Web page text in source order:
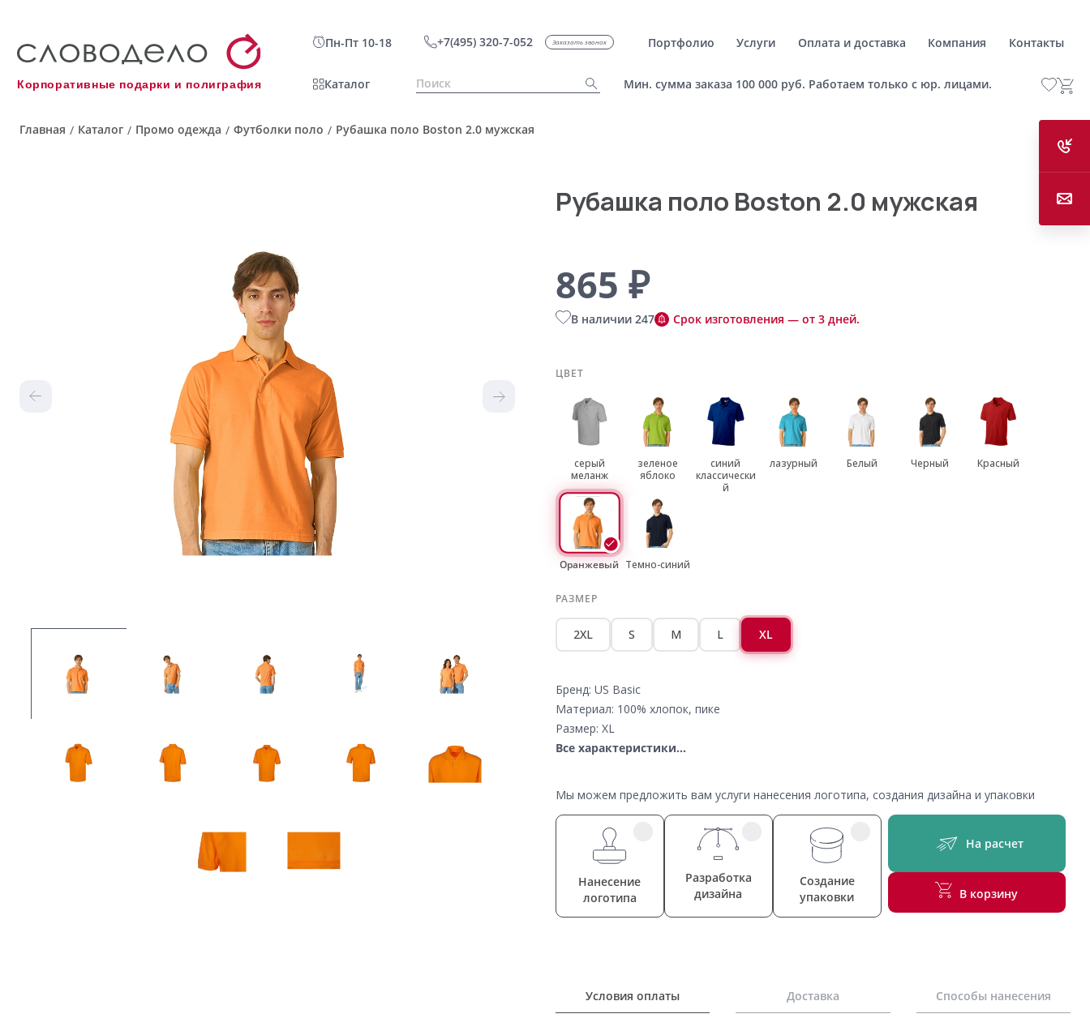
Корпоративные подарки и полиграфия
Пн-Пт 10-18 +7(495) 320-7-052 Заказать звонок Портфолио Услуги Оплата и доставка Компания Контакты
Каталог Мин. сумма заказа 100 000 руб. Работаем только с юр. лицами.
Главная / Каталог / Промо одежда / Футболки поло / Рубашка поло Boston 2.0 мужская
Рубашка поло Boston 2.0 мужская
865 ₽
В наличии 247 Срок изготовления — от 3 дней.
ЦВЕТ
серый
меланж
зеленое
яблоко
синий
классически
й
лазурный Белый Черный Красный
Оранжевый Темно-синий
РАЗМЕР
2XL S M L XL
Бренд: US Basic
Материал: 100% хлопок, пике
Размер: XL
Все характеристики...
Мы можем предложить вам услуги нанесения логотипа, создания дизайна и упаковки
Нанесение
логотипа
Разработка
дизайна
Создание
упаковки
На расчет
В корзину
Условия оплаты Доставка Способы нанесения